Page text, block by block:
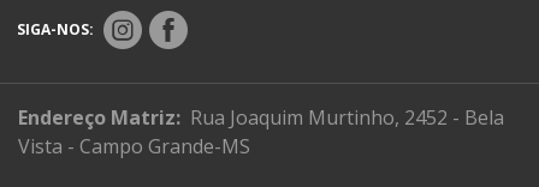
SIGA-NOS:
Endereço Matriz: Rua Joaquim Murtinho, 2452 - Bela
Vista - Campo Grande-MS